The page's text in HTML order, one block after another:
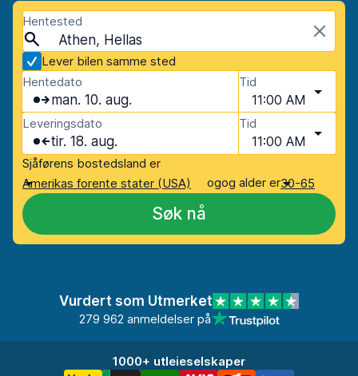
Hentested
Athen, Hellas
Lever bilen samme sted
Hentedato
man. 10. aug.
Tid
11:00 AM
Leveringsdato
tir. 18. aug.
Tid
11:00 AM
Sjåførens bostedsland er
Amerikas forente stater (USA)
ogog alder er30-65
Søk nå
Vurdert som Utmerket
279 962 anmeldelser på
1000+ utleieselskaper